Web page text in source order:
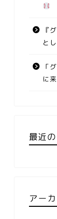
『
と
「
に
最近
アー